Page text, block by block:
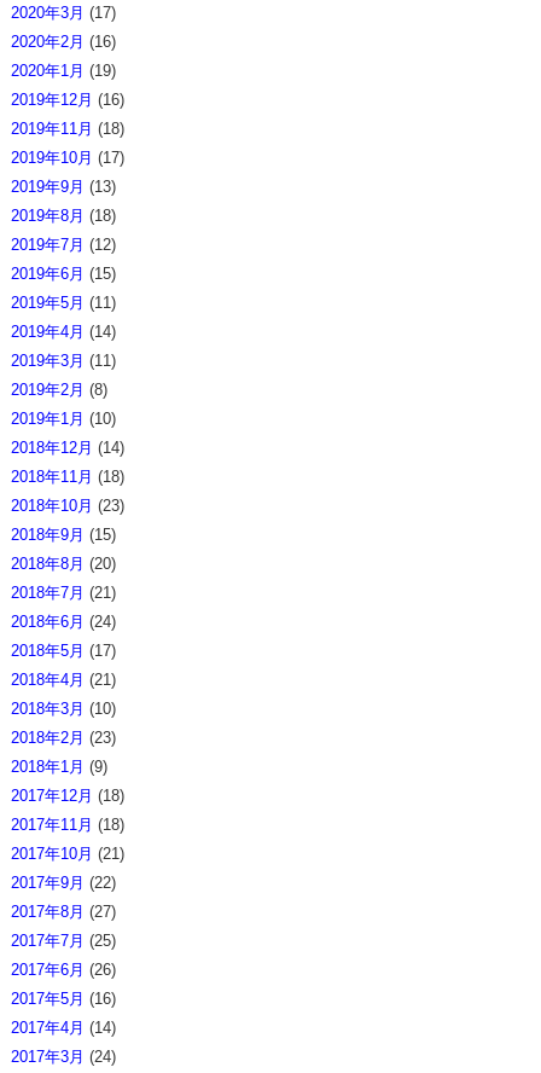
2020年3月 (17)
2020年2月 (16)
2020年1月 (19)
2019年12月 (16)
2019年11月 (18)
2019年10月 (17)
2019年9月 (13)
2019年8月 (18)
2019年7月 (12)
2019年6月 (15)
2019年5月 (11)
2019年4月 (14)
2019年3月 (11)
2019年2月 (8)
2019年1月 (10)
2018年12月 (14)
2018年11月 (18)
2018年10月 (23)
2018年9月 (15)
2018年8月 (20)
2018年7月 (21)
2018年6月 (24)
2018年5月 (17)
2018年4月 (21)
2018年3月 (10)
2018年2月 (23)
2018年1月 (9)
2017年12月 (18)
2017年11月 (18)
2017年10月 (21)
2017年9月 (22)
2017年8月 (27)
2017年7月 (25)
2017年6月 (26)
2017年5月 (16)
2017年4月 (14)
2017年3月 (24)